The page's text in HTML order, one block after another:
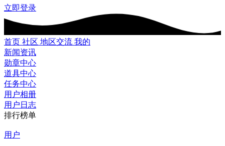
立即登录
首页 社区 地区交流 我的
新闻资讯
勋章中心
道具中心
任务中心
用户相册
用户日志
排行榜单
用户